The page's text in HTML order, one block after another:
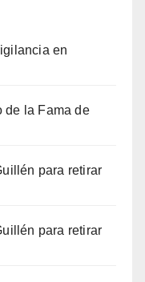
en
de la Fama de
para retirar
para retirar